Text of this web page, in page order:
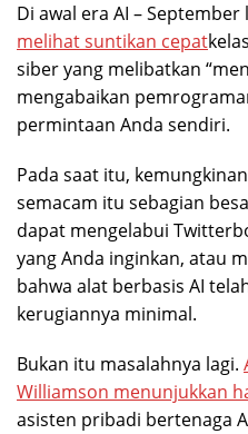
Di awal era AI –
melihat suntikan cepat
siber yang melibatkan
mengabaikan
permintaan Anda sendiri.
Pada saat itu,
semacam itu sebagian
dapat mengelabui
yang Anda inginkan, atau
bahwa alat berbasis AI
kerugiannya minimal.
Bukan itu masalahnya lagi.
Williamson menunjukkan
asisten pribadi bertenaga